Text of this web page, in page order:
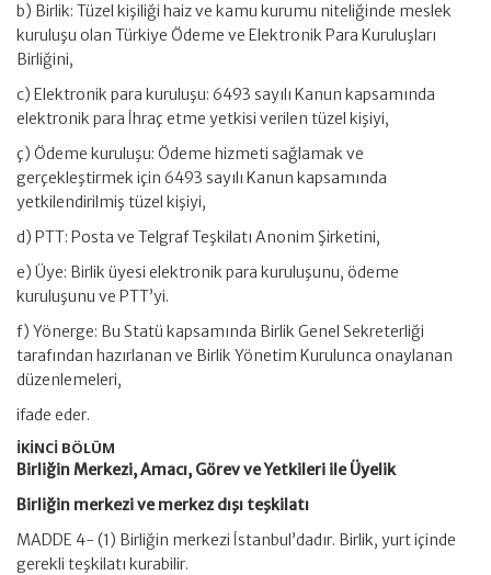
b) Birlik: Tüzel kişiliği haiz ve kamu kurumu niteliğinde meslek
kuruluşu olan Türkiye Ödeme ve Elektronik Para Kuruluşları
Birliğini,
c) Elektronik para kuruluşu: 6493 sayılı Kanun kapsamında
elektronik para İhraç etme yetkisi verilen tüzel kişiyi,
ç) Ödeme kuruluşu: Ödeme hizmeti sağlamak ve
gerçekleştirmek için 6493 sayılı Kanun kapsamında
yetkilendirilmiş tüzel kişiyi,
d) PTT: Posta ve Telgraf Teşkilatı Anonim Şirketini,
e) Üye: Birlik üyesi elektronik para kuruluşunu, ödeme
kuruluşunu ve PTT’yi.
f) Yönerge: Bu Statü kapsamında Birlik Genel Sekreterliği
tarafından hazırlanan ve Birlik Yönetim Kurulunca onaylanan
düzenlemeleri,
ifade eder.
İKİNCİ BÖLÜM
Birliğin Merkezi, Amacı, Görev ve Yetkileri ile Üyelik
Birliğin merkezi ve merkez dışı teşkilatı
MADDE 4- (1) Birliğin merkezi İstanbul’dadır. Birlik, yurt içinde
gerekli teşkilatı kurabilir.